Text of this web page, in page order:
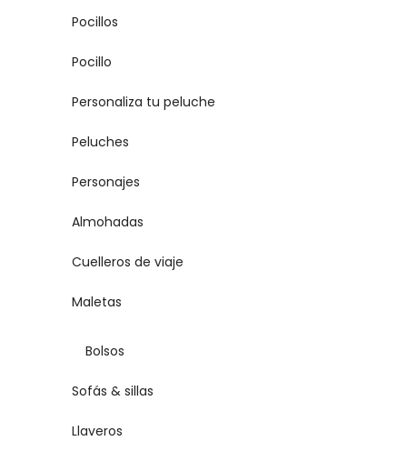
Pocillos
Pocillo
Personaliza tu peluche
Peluches
Personajes
Almohadas
Cuelleros de viaje
Maletas
Bolsos
Sofás & sillas
Llaveros